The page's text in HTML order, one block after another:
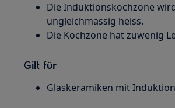
Die Induktionskochzone
ungleichmässig heiss.
Die Kochzone hat zuwenig
Gilt für
Glaskeramiken mit Induktion